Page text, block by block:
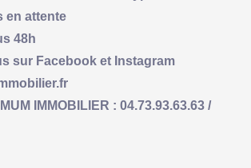
en attente
48h
sur Facebook et Instagram
IMMOBILIER : 04.73.93.63.63 /